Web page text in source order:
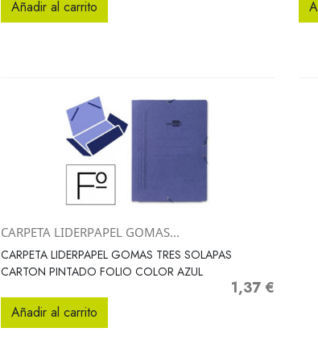
Añadir al carrito
Vista rápida
CARPETA LIDERPAPEL GOMAS...
CARPETA LIDERPAPEL GOMAS TRES SOLAPAS
CARTON PINTADO FOLIO COLOR AZUL
Precio
1,37 €
Añadir al carrito